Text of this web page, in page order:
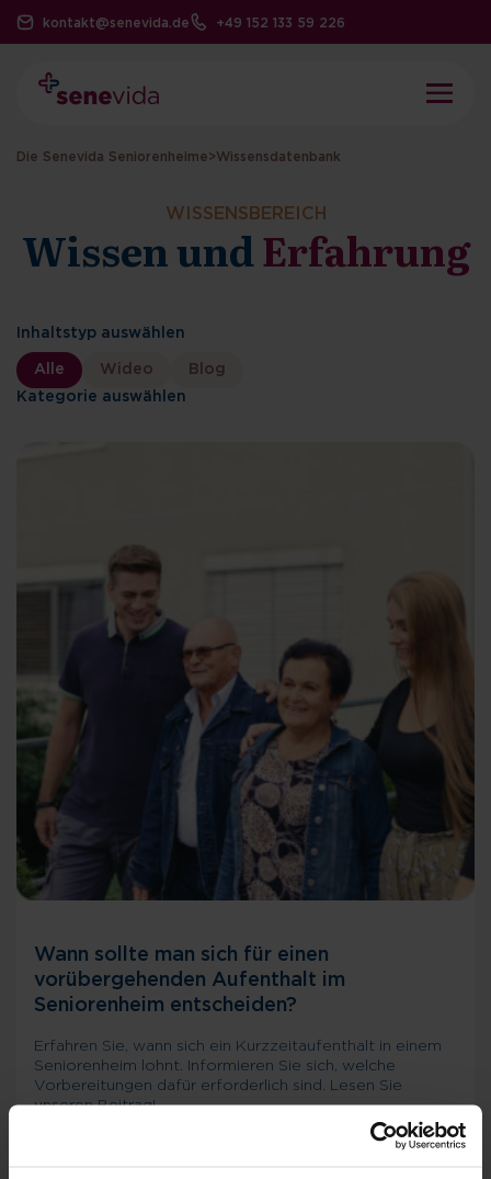
kontakt@senevida.de +49 152 133 59 226
Die Senevida Seniorenheime>Wissensdatenbank
WISSENSBEREICH
Wissen undErfahrung
Inhaltstyp auswählen
Alle Wideo
Blog
Kategorie auswählen
Wann sollte man sich für einen
vorübergehenden Aufenthalt im
Seniorenheim entscheiden?
Erfahren Sie, wann sich ein Kurzzeitaufenthalt in einem
Seniorenheim lohnt. Informieren Sie sich, welche
Vorbereitungen dafür erforderlich sind. Lesen Sie
unseren Beitrag!